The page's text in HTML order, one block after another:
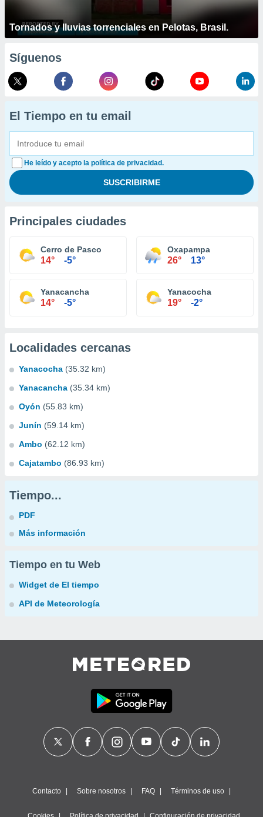
Tornados y lluvias torrenciales en Pelotas, Brasil.
Síguenos
El Tiempo en tu email
He leído y acepto la política de privacidad.
Principales ciudades
Cerro de Pasco
14° -5°
Oxapampa
26° 13°
Yanacancha
14° -5°
Yanacocha
19° -2°
Localidades cercanas
Yanacocha (35.32 km)
Yanacancha (35.34 km)
Oyón (55.83 km)
Junín (59.14 km)
Ambo (62.12 km)
Cajatambo (86.93 km)
Tiempo...
PDF
Más información
Tiempo en tu Web
Widget de El tiempo
API de Meteorología
Contacto Sobre nosotros FAQ Términos de uso